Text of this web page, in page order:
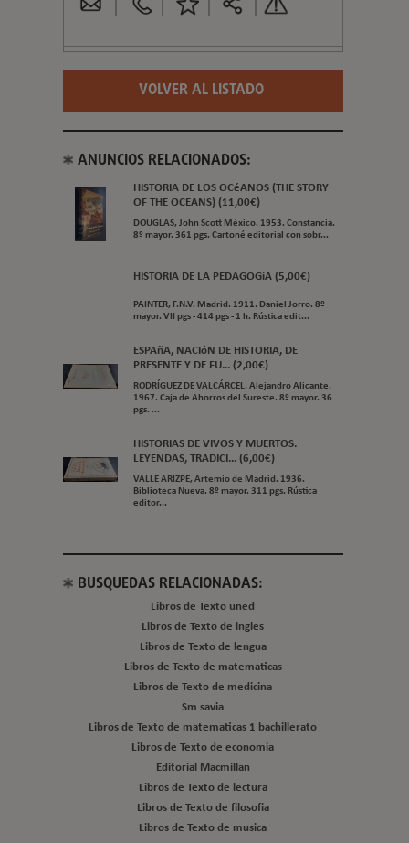
VOLVER AL LISTADO
ANUNCIOS RELACIONADOS:
HISTORIA DE LOS OCéANOS (THE STORY
OF THE OCEANS) (11,00€)
DOUGLAS, John Scott México. 1953. Constancia.
8º mayor. 361 pgs. Cartoné editorial con sobr...
HISTORIA DE LA PEDAGOGíA (5,00€)
PAINTER, F.N.V. Madrid. 1911. Daniel Jorro. 8º
mayor. VII pgs - 414 pgs - 1 h. Rústica edit...
ESPAñA, NACIóN DE HISTORIA, DE
PRESENTE Y DE FU... (2,00€)
RODRÍGUEZ DE VALCÁRCEL, Alejandro Alicante.
1967. Caja de Ahorros del Sureste. 8º mayor. 36
pgs. ...
HISTORIAS DE VIVOS Y MUERTOS.
LEYENDAS, TRADICI... (6,00€)
VALLE ARIZPE, Artemio de Madrid. 1936.
Biblioteca Nueva. 8º mayor. 311 pgs. Rústica
editor...
BUSQUEDAS RELACIONADAS:
Libros de Texto uned
Libros de Texto de ingles
Libros de Texto de lengua
Libros de Texto de matematicas
Libros de Texto de medicina
Sm savia
Libros de Texto de matematicas 1 bachillerato
Libros de Texto de economia
Editorial Macmillan
Libros de Texto de lectura
Libros de Texto de filosofia
Libros de Texto de musica